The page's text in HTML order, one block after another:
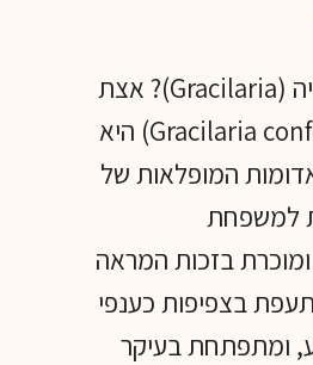
מהי אצת גרסילריה (Gracilaria)? אצת
הגרסילריה (Gracilaria conferta) היא
המופלאות של
למשפחת
Gracilariaceae ומוכרת בזכות המראה
בצפיפות כענפי
ומתפתחת בעיקר